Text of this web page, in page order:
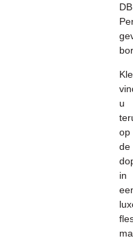
K
u
op
de
in